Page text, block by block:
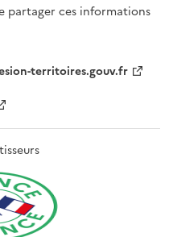
partager ces informations
territoires.gouv.fr